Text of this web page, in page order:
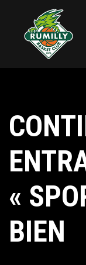
«
BIEN